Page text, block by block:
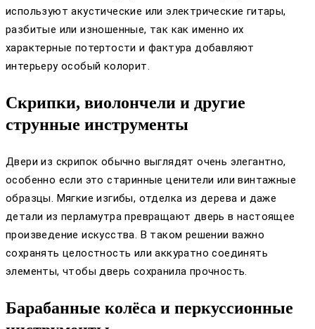
используют акустические или электрические гитары,
разбитые или изношенные, так как именно их
характерные потертости и фактура добавляют
интерьеру особый колорит.
Скрипки, виолончели и другие
струнные инструменты
Двери из скрипок обычно выглядят очень элегантно,
особенно если это старинные ценители или винтажные
образцы. Мягкие изгибы, отделка из дерева и даже
детали из перламутра превращают дверь в настоящее
произведение искусства. В таком решении важно
сохранять целостность или аккуратно соединять
элементы, чтобы дверь сохранила прочность.
Барабанные колёса и перкуссионные